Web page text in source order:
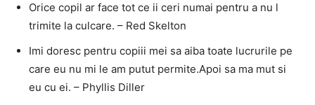
Orice copil ar face tot ce ii ceri numai pentru a nu l
trimite la culcare. – Red Skelton
Imi doresc pentru copiii mei sa aiba toate lucrurile pe
care eu nu mi le am putut permite.Apoi sa ma mut si
eu cu ei. – Phyllis Diller